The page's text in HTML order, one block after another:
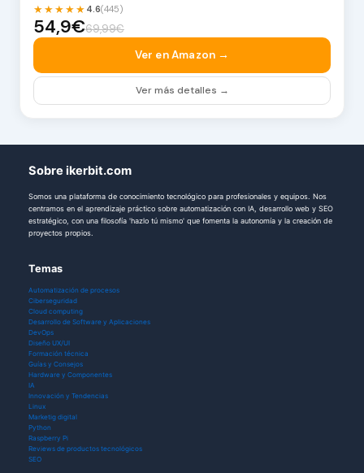
★★★★★ 4.6(445)
54,9€69,99€
Ver en Amazon →
Ver más detalles →
Sobre ikerbit.com
Somos una plataforma de conocimiento tecnológico para profesionales y equipos. Nos
centramos en el aprendizaje práctico sobre automatización con IA, desarrollo web y SEO
estratégico, con una filosofía 'hazlo tú mismo' que fomenta la autonomía y la creación de
proyectos propios.
Temas
Automatización de procesos
Ciberseguridad
Cloud computing
Desarrollo de Software y Aplicaciones
DevOps
Diseño UX/UI
Formación técnica
Guías y Consejos
Hardware y Componentes
IA
Innovación y Tendencias
Linux
Marketig digital
Python
Raspberry Pi
Reviews de productos tecnológicos
SEO